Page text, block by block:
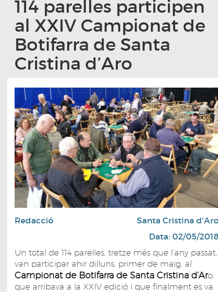
114 parelles participen
al XXIV Campionat de
Botifarra de Santa
Cristina d’Aro
Redacció
Santa Cristina
Data: 02/05/
Un total de 114 parelles, tretze més que l’any passat,
van participar ahir dilluns, primer de maig, al
Campionat de Botifarra de Santa Cristina d’Aro,
que arribava a la XXIV edició i que finalment es va